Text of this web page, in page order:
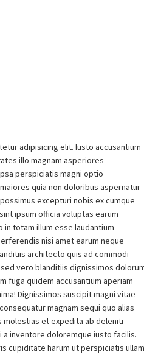
adipisicing elit. Iusto accusantium
illo magnam asperiores
perspiciatis magni optio
quia non doloribus aspernatur
excepturi nobis ex cumque
ipsum officia voluptas earum
totam illum esse laudantium
nisi amet earum neque
architecto quis ad commodi
vero blanditiis dignissimos
fuga quidem accusantium aperiam
Dignissimos suscipit magni vitae
magnam sequi quo alias
et expedita ab deleniti
inventore doloremque iusto facilis.
cupiditate harum ut perspiciatis ullam